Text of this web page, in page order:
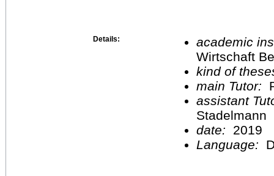
Details:
academic
Wirtschaft
kind of
main Tutor:
assistant
Stadelmann
date:
2019
Language: